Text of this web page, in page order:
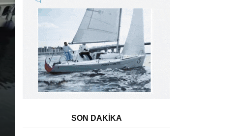
SON DAKİKA